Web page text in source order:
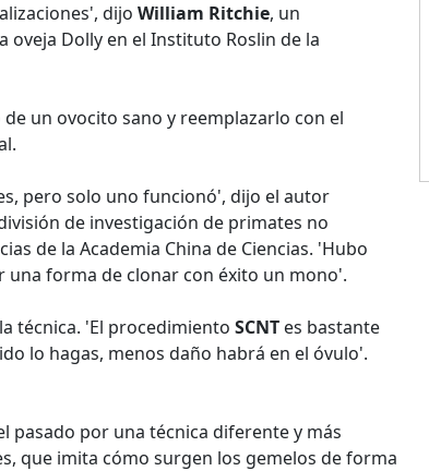
dijo William Ritchie, un
Dolly en el Instituto Roslin de la
un ovocito sano y reemplazarlo con el
pero solo uno funcionó', dijo el autor
de investigación de primates no
de la Academia China de Ciencias. 'Hubo
forma de clonar con éxito un mono'.
técnica. 'El procedimiento SCNT es bastante
lo hagas, menos daño habrá en el óvulo'.
pasado por una técnica diferente y más
que imita cómo surgen los gemelos de forma